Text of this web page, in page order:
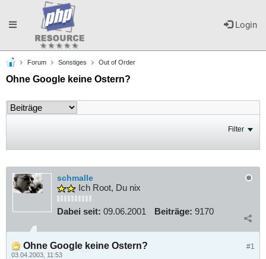
Login
Toggle
navigation
Forum Sonstiges Out of Order
Ohne Google keine Ostern?
Filter
schmalle
Ich Root, Du nix
Dabei seit: 09.06.2001 Beiträge: 9170
#1
Ohne Google keine Ostern?
03.04.2003, 11:53